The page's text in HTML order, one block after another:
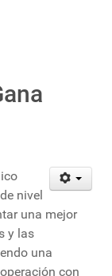
nivel
una mejor
y las
una
con